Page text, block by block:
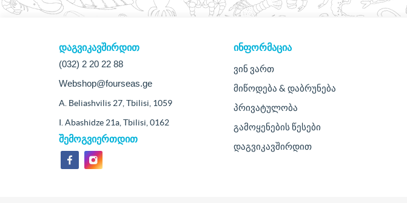
დაგვიკავშირდით
(032) 2 20 22 88
Webshop@fourseas.ge
A. Beliashvilis 27, Tbilisi, 1059
I. Abashidze 21a, Tbilisi, 0162
შემოგვიერთდით
ᲘᲜᲤᲝᲠᲛᲐᲪᲘᲐ
ვინ ვართ
მიწოდება & დაბრუნება
პრივატულობა
გამოყენების წესები
დაგვიკავშირდით